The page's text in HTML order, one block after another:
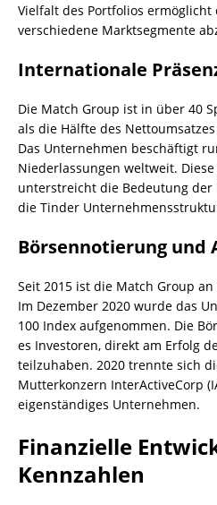
Vielfalt des Portfolios ermöglicht
verschiedene Marktsegmente
Internationale
Die Match Group ist in über 40
als die Hälfte des
Das Unternehmen beschäftigt
Niederlassungen weltweit.
unterstreicht die Bedeutung
die Tinder
Börsennotierung und
Seit 2015 ist die Match Group
Im Dezember 2020 wurde das
100 Index aufgenommen. Die
es Investoren, direkt am Erfolg
teilzuhaben. 2020 trennte sich
Mutterkonzern InterActiveCorp
eigenständiges Unternehmen.
Finanzielle
Kennzahlen